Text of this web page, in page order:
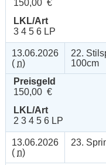
150,00 €
LKL/Art
3 4 5 6 LP
13.06.2026
( n)
22.
100cm
Preisgeld
150,00 €
LKL/Art
2 3 4 5 6 LP
13.06.2026
( n)
23.